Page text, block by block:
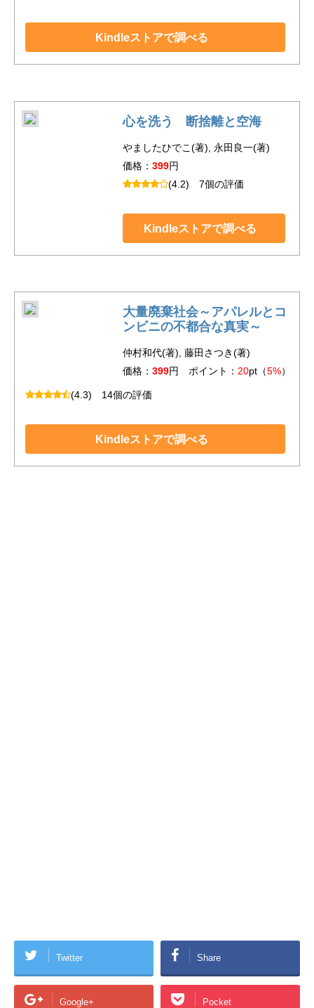
Kindleストアで調べる
心を洗う 断捨離と空海
やましたひでこ(著), 永田良一(著)
価格： 399円
(4.2) 7個の評価
Kindleストアで調べる
大量廃棄社会～アパレルとコ
ンビニの不都合な真実～
仲村和代(著), 藤田さつき(著)
価格： 399円 ポイント： 20pt（5%）
(4.3) 14個の評価
Kindleストアで調べる
Twitter Share
Google+ Pocket